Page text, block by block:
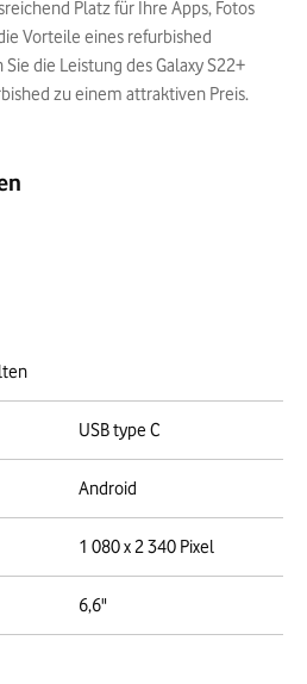
Platz für Ihre Apps, Fotos
Vorteile eines refurbished
die Leistung des Galaxy S22+
zu einem attraktiven Preis.
USB type C
Android
1 080 x 2 340 Pixel
6,6"